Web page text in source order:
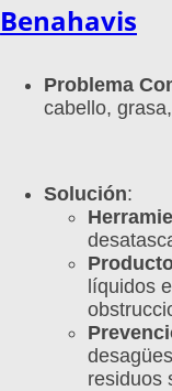
Benahavis
Problema
cabello,
Solución:
líquidos
residuos